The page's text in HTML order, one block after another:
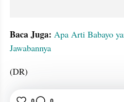
Baca Juga: Apa Arti Babayo
Jawabannya
(DR)